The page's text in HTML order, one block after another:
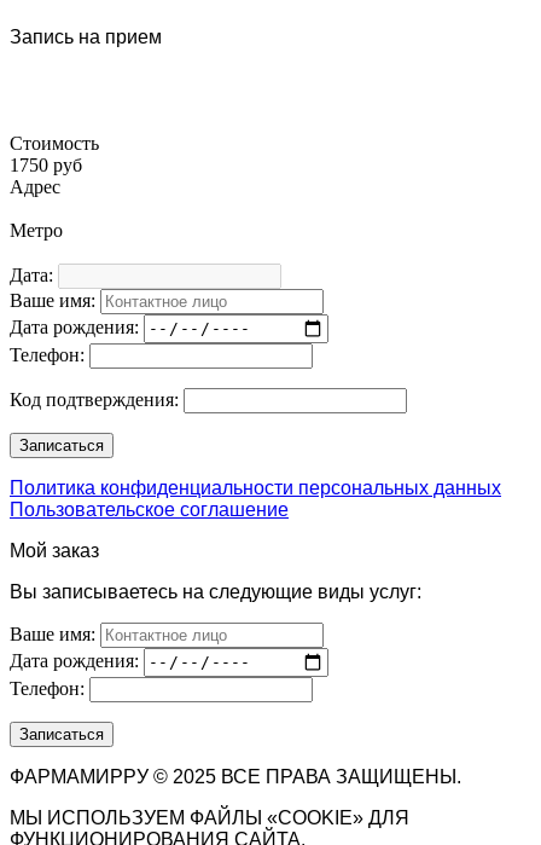
Запись на прием
Стоимость
1750 руб
Адрес
Метро
Дата:
Ваше имя:
Дата рождения:
Телефон:
Код подтверждения:
Политика конфиденциальности персональных данных
Пользовательское соглашение
Мой заказ
Вы записываетесь на следующие виды услуг:
Ваше имя:
Дата рождения:
Телефон:
ФАРМАМИРРУ © 2025 ВСЕ ПРАВА ЗАЩИЩЕНЫ.
МЫ ИСПОЛЬЗУЕМ ФАЙЛЫ «COOKIE» ДЛЯ
ФУНКЦИОНИРОВАНИЯ САЙТА.